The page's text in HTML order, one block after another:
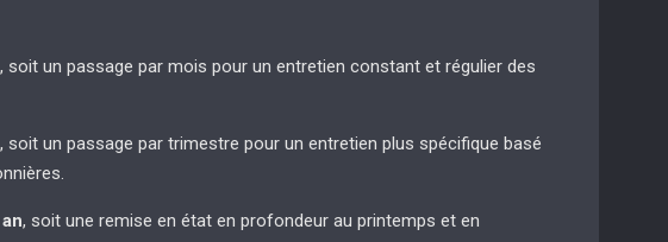
, soit un passage par mois pour un entretien constant et régulier des
, soit un passage par trimestre pour un entretien plus spécifique basé
, soit une remise en état en profondeur au printemps et en